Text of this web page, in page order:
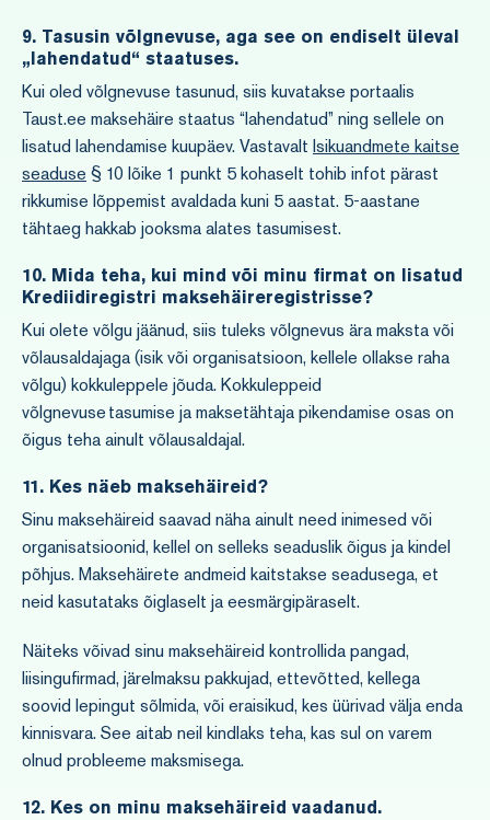
9. Tasusin võlgnevuse, aga see on endiselt üleval
„lahendatud“ staatuses.
Kui oled võlgnevuse tasunud, siis kuvatakse portaalis
Taust.ee maksehäire staatus “lahendatud” ning sellele on
lisatud lahendamise kuupäev. Vastavalt Isikuandmete kaitse
seaduse § 10 lõike 1 punkt 5 kohaselt tohib infot pärast
rikkumise lõppemist avaldada kuni 5 aastat. 5-aastane
tähtaeg hakkab jooksma alates tasumisest.
10. Mida teha, kui mind või minu firmat on lisatud
Krediidiregistri maksehäireregistrisse?
Kui olete võlgu jäänud, siis tuleks võlgnevus ära maksta või
võlausaldajaga (isik või organisatsioon, kellele ollakse raha
võlgu) kokkuleppele jõuda. Kokkuleppeid
võlgnevuse tasumise ja maksetähtaja pikendamise osas on
õigus teha ainult võlausaldajal.
11. Kes näeb maksehäireid?
Sinu maksehäireid saavad näha ainult need inimesed või
organisatsioonid, kellel on selleks seaduslik õigus ja kindel
põhjus. Maksehäirete andmeid kaitstakse seadusega, et
neid kasutataks õiglaselt ja eesmärgipäraselt.
Näiteks võivad sinu maksehäireid kontrollida pangad,
liisingufirmad, järelmaksu pakkujad, ettevõtted, kellega
soovid lepingut sõlmida, või eraisikud, kes üürivad välja enda
kinnisvara. See aitab neil kindlaks teha, kas sul on varem
olnud probleeme maksmisega.
12. Kes on minu maksehäireid vaadanud.